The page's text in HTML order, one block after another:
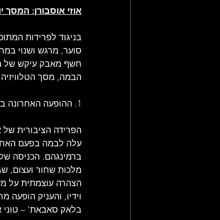
אוזי אוסבורן: המסך
בניגוד לפרידות
חשף מאבק עיקש של
הבמה, מסך
1. ההופעה האחרונה בווילה פארק
עלה לבמה בפעם
ברמינגהם. הכניסה
מלכות שחור ועצום,
הצהרה עוצמתית על
וידיו, והעניק
בלאק סאבאת' – טוני